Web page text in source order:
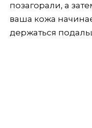
позагорали, а
ваша кожа
держаться